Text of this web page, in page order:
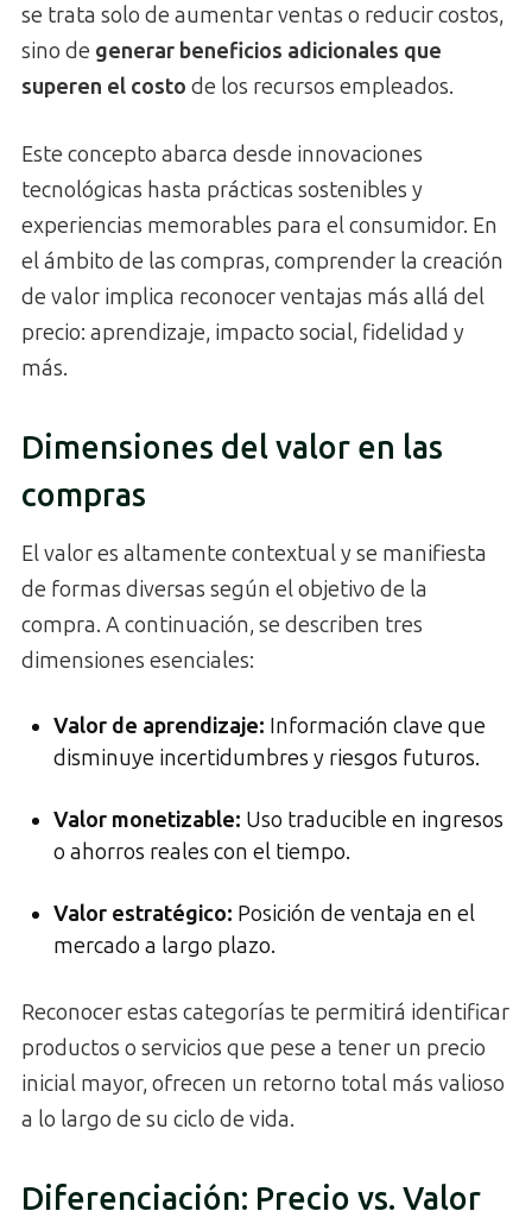
se trata solo de aumentar ventas o reducir costos,
sino de generar beneficios adicionales que
superen el costo de los recursos empleados.
Este concepto abarca desde innovaciones
tecnológicas hasta prácticas sostenibles y
experiencias memorables para el consumidor. En
el ámbito de las compras, comprender la creación
de valor implica reconocer ventajas más allá del
precio: aprendizaje, impacto social, fidelidad y
más.
Dimensiones del valor en las
compras
El valor es altamente contextual y se manifiesta
de formas diversas según el objetivo de la
compra. A continuación, se describen tres
dimensiones esenciales:
Valor de aprendizaje: Información clave que
disminuye incertidumbres y riesgos futuros.
Valor monetizable: Uso traducible en ingresos
o ahorros reales con el tiempo.
Valor estratégico: Posición de ventaja en el
mercado a largo plazo.
Reconocer estas categorías te permitirá identificar
productos o servicios que pese a tener un precio
inicial mayor, ofrecen un retorno total más valioso
a lo largo de su ciclo de vida.
Diferenciación: Precio vs. Valor